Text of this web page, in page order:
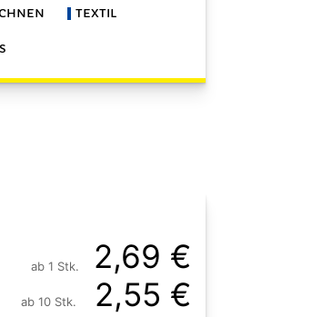
TEXTIL
ab 1 Stk. 2,69 €
ab 10 Stk. 2,55 €